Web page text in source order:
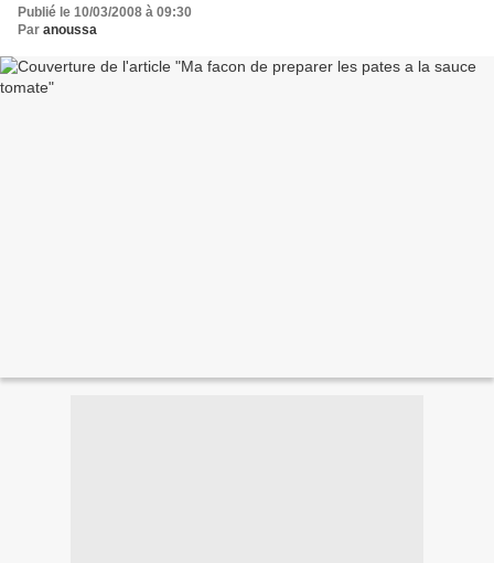
Publié le 10/03/2008 à 09:30
Par anoussa